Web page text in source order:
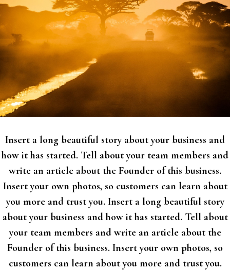
Insert a long beautiful story about your business and
how it has started. Tell about your team members and
write an article about the Founder of this business.
Insert your own photos, so customers can learn about
you more and trust you. Insert a long beautiful story
about your business and how it has started. Tell about
your team members and write an article about the
Founder of this business. Insert your own photos, so
customers can learn about you more and trust you.